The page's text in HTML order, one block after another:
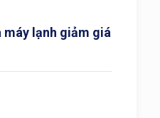
máy lạnh giảm giá